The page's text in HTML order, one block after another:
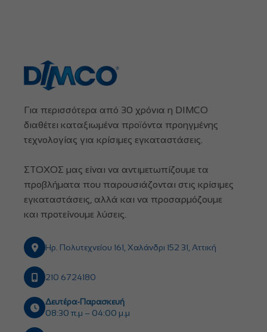
Για περισσότερα από 30 χρόνια η DIMCO
διαθέτει καταξιωμένα προϊόντα προηγμένης
τεχνολογίας για κρίσιμες εγκαταστάσεις.
ΣΤΟΧΟΣ μας είναι να αντιμετωπίζουμε τα
προβλήματα που παρουσιάζονται στις κρίσιμες
εγκαταστάσεις, αλλά και να προσαρμόζουμε
και προτείνουμε λύσεις.
Ηρ. Πολυτεχνείου 161, Χαλάνδρι 152 31, Αττική
210 6724180
Δευτέρα-Παρασκευή
08:30 π.μ – 04:00 μ.μ